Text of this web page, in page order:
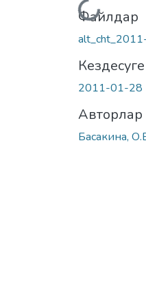
Жүктеу...
Файлдар
Кездесуге
2011-01-28
Авторлар
Басакина,